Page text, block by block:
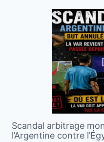
Scandal arbitrage
l’Argentine contre